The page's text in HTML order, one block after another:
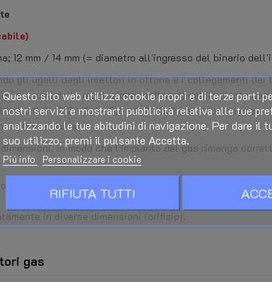
12 mm / 14 mm (= diametro all'ingresso del binario
gli ugelli degli iniettori in ottone e i collegamenti dei
a causa della regolazione (software) dell'impianto
(1,8 - 2,2 - 2,4 - 2,6 - 2,8 - 3,0 mm). L'unica cosa
sostituire.
in modo che l'impianto del gas rimanga
sono soggetti ad usura.
in diverse dimensioni (orifizio).
gas
Questo sito web utilizza cookie propri e di terze parti
nostri servizi e mostrarti pubblicità relativa alle tue
analizzando le tue abitudini di navigazione. Per dare il
suo utilizzo, premi il pulsante Accetta.
Piú info Personalizzare i cookie
RIFIUTA TUTTI